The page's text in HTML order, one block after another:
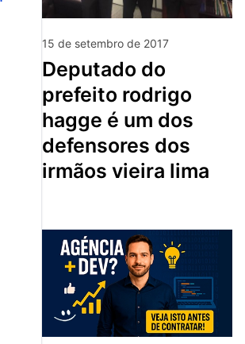
15 de setembro de 2017
deputado do
prefeito rodrigo
hagge é um dos
defensores dos
irmãos vieira lima